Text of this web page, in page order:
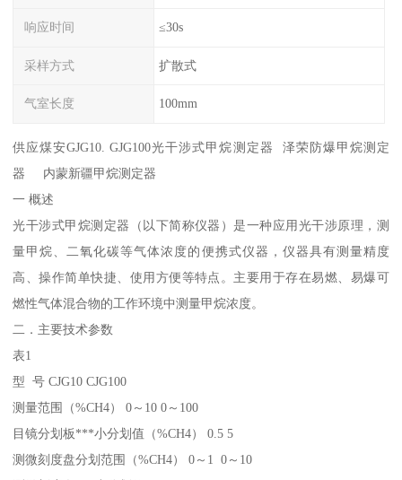
响应时间 ≤30s
采样方式 扩散式
气室长度 100mm
供应煤安GJG10. GJG100光干涉式甲烷测定器 泽荣防爆甲烷测定
器 内蒙新疆甲烷测定器
一 概述
光干涉式甲烷测定器（以下简称仪器）是一种应用光干涉原理，测
量甲烷、二氧化碳等气体浓度的便携式仪器，仪器具有测量精度
高、操作简单快捷、使用方便等特点。主要用于存在易燃、易爆可
燃性气体混合物的工作环境中测量甲烷浓度。
二．主要技术参数
表1
型 号 CJG10 CJG100
测量范围（%CH4） 0～10 0～100
目镜分划板***小分划值（%CH4） 0.5 5
测微刻度盘分划范围（%CH4） 0～1 0～10